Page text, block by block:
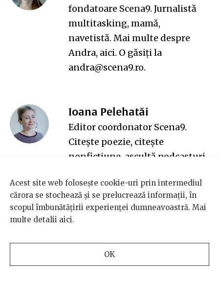
fondatoare Scena9. Jurnalistă
multitasking, mamă,
navetistă. Mai multe despre
Andra, aici. O găsiți la
andra@scena9.ro.
Ioana Pelehatăi
Editor coordonator Scena9.
Citește poezie, citește
nonficțiune, ascultă podcasturi.
Mai multe despre Ioana,aici. O
găsiți la ioana@scena9.ro.
Reporter & dramaturg. Îl găsiți
la ionut.i.sociu@gmail.com.
Acest site web folosește cookie-uri prin intermediul
cărora se stochează și se prelucrează informații, în
scopul îmbunătățirii experienței dumneavoastră. Mai
multe detalii aici.
OK